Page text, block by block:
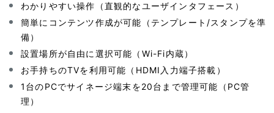
わかりやすい操作（直観的なユーザインタフェース）
簡単にコンテンツ作成が可能（テンプレート/スタンプを準
備）
設置場所が自由に選択可能（Wi-Fi内蔵）
お手持ちのTVを利用可能（HDMI入力端子搭載）
1台のPCでサイネージ端末を20台まで管理可能（PC管
理）